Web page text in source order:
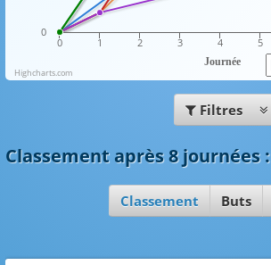
Journée
0 1 2 3 4 5
0
Highcharts.com
Filtres
Classement après 8 journées:
Classement Buts